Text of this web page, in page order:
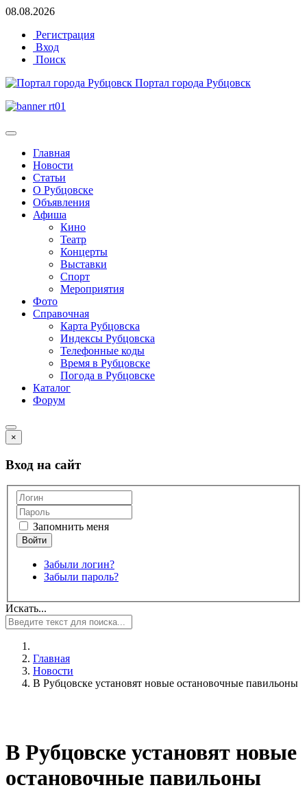
08.08.2026
Регистрация
Вход
Поиск
Портал города Рубцовск
Главная
Новости
Статьи
О Рубцовске
Объявления
Афиша
Кино
Театр
Концерты
Выставки
Спорт
Мероприятия
Фото
Справочная
Карта Рубцовска
Индексы Рубцовска
Телефонные коды
Время в Рубцовске
Погода в Рубцовске
Каталог
Форум
×
Вход на сайт
Запомнить меня
Забыли логин?
Забыли пароль?
Искать...
Главная
Новости
В Рубцовске установят новые остановочные павильоны
В Рубцовске установят новые
остановочные павильоны